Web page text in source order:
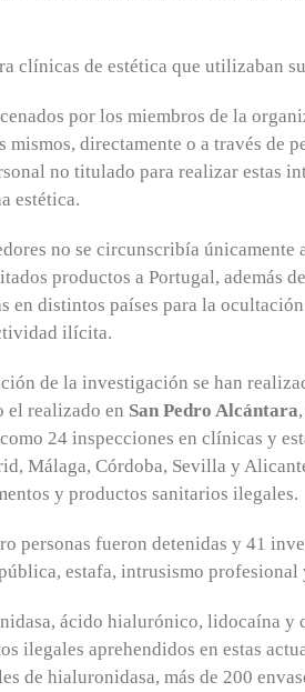
por los miembros de la
directamente o a través de
no titulado para realizar estas
estética.
no se circunscribía
productos a Portugal, además
en distintos países para la
ilícita.
de la investigación se han
el realizado en San Pedro Alcántara
24 inspecciones en clínicas y
Málaga, Córdoba, Sevilla y
y productos sanitarios ilegales.
personas fueron detenidas y 41
estafa, intrusismo
ácido hialurónico, lidocaína y
ilegales aprehendidos en estas
de hialuronidasa, más de 200